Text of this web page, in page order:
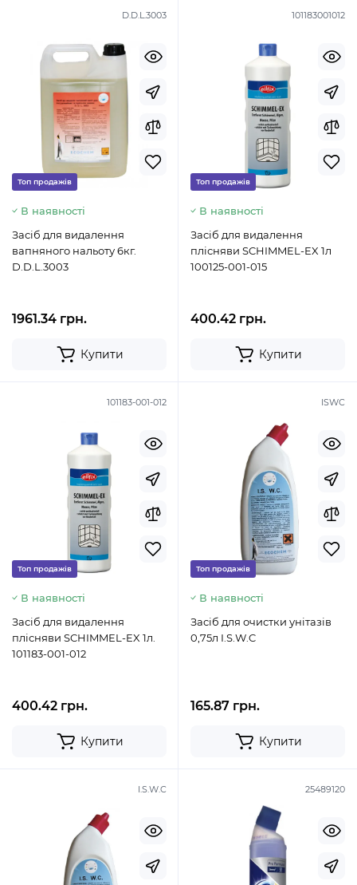
D.D.L.3003
Топ продажів
В наявності
Засіб для видалення
вапняного нальоту 6кг.
D.D.L.3003
1961.34 грн.
Купити
101183001012
Топ продажів
В наявності
Засіб для видалення
плісняви SCHIMMEL-EX 1л
100125-001-015
400.42 грн.
Купити
101183-001-012
Топ продажів
В наявності
Засіб для видалення
плісняви SCHIMMEL-EX 1л.
101183-001-012
400.42 грн.
Купити
ISWC
Топ продажів
В наявності
Засіб для очистки унітазів
0,75л I.S.W.C
165.87 грн.
Купити
I.S.W.C 25489120